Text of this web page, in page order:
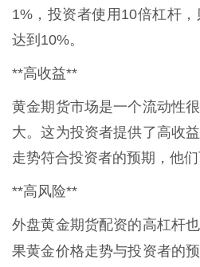
1%，投资者使用10倍杠杆，
达到10%。
**高收益**
黄金期货市场是一个流动性
大。这为投资者提供了高收
走势符合投资者的预期，他
**高风险**
外盘黄金期货配资的高杠杆
果黄金价格走势与投资者的预